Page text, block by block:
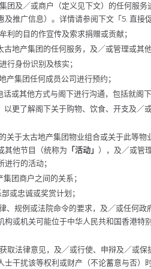
团及／或商户（定义见下文）的任何服务
推广信息）。详情请参阅下文「5. 直接
利的目的作宣传及索求捐赠或贡献；
地产集团的任何服务，及／或管理或其他
行身份识别及核实；
产集团任何成员公司进行预约；
或其他方式与阁下进行沟通，包括就阁
以更了解阁下关于购物、饮食、开支及／
关于太古地产集团物业组合或关于此等物
其他节目（统称为 「活动」 ），及／或管
行的活动；
团商户之间的关系；
或忠诚或奖赏计划；
、规例或法院命令的要求，及／或任何政
构或机关可能位于中华人民共和国香港特
取法律意见，及／或行使、申辩及／或保
士干扰该等权利或财产（不论蓄意与否）